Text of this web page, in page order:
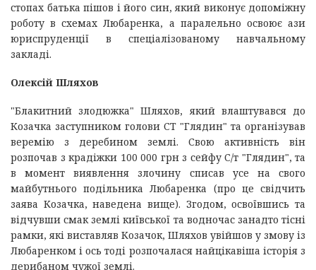
стопах батька пішов і його син, який виконує допоміжну
роботу в схемах Любаренка, а паралельно освоює ази
юриспруденції в спеціалізованому навчальному
закладі.
Олексій Шляхов
"Блакитний злодюжка" Шляхов, який влаштувався до
Козачка заступником голови СТ "Глядин" та організував
веремію з деребином землі. Свою активність він
розпочав з крадіжки 100 000 грн з сейфу С/т "Глядин", та
в момент виявлення злочину списав усе на свого
майбутнього подільника Любаренка (про це свідчить
заява Козачка, наведена вище). Згодом, освоївшись та
відчувши смак землі київської та водночас занадто тісні
рамки, які виставляв Козачок, Шляхов увійшов у змову із
Любаренком і ось тоді розпочалася найцікавіша історія з
дерибаном чужої землі.